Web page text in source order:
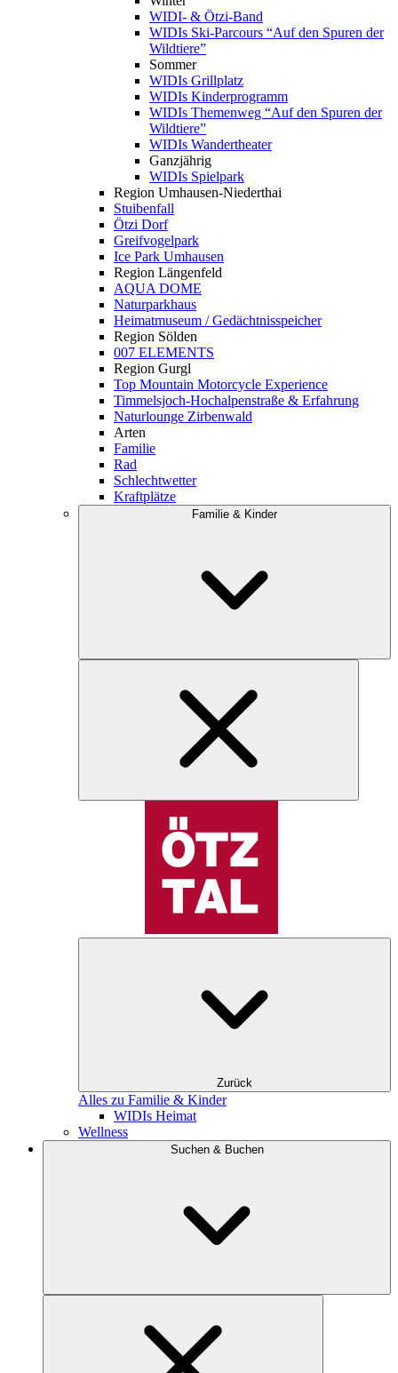
WIDI- & Ötzi-Band
WIDIs Ski-Parcours “Auf den Spuren der
Wildtiere”
Sommer
WIDIs Grillplatz
WIDIs Kinderprogramm
WIDIs Themenweg “Auf den Spuren der
Wildtiere”
WIDIs Wandertheater
Ganzjährig
WIDIs Spielpark
Region Umhausen-Niederthai
Stuibenfall
Ötzi Dorf
Greifvogelpark
Ice Park Umhausen
Region Längenfeld
AQUA DOME
Naturparkhaus
Heimatmuseum / Gedächtnisspeicher
Region Sölden
007 ELEMENTS
Region Gurgl
Top Mountain Motorcycle Experience
Timmelsjoch-Hochalpenstraße & Erfahrung
Naturlounge Zirbenwald
Arten
Familie
Rad
Schlechtwetter
Kraftplätze
Familie & Kinder
Zurück
Alles zu Familie & Kinder
WIDIs Heimat
Wellness
Suchen & Buchen